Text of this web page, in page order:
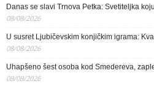
Danas se slavi Trnova Petka: Svetiteljka
08/08/2026
U susret Ljubičevskim konjičkim igrama:
08/08/2026
Uhapšeno šest osoba kod Smedereva,
08/08/2026